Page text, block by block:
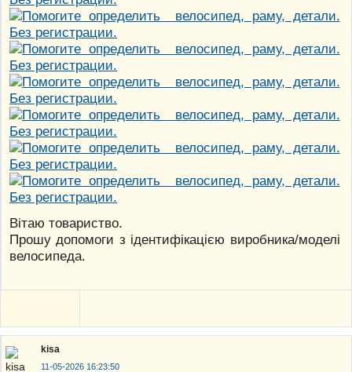
Вітаю товариство.
Прошу допомоги з ідентифікацією виробника/моделі
велосипеда.
kisa
11-05-2026 16:23:50